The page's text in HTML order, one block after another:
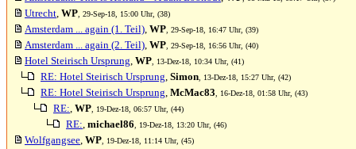
Utrecht, WP , 29-Sep-18, 15:00 Uhr, (38)
Amsterdam ... again (1. Teil), WP , 29-Sep-18, 16:47 Uhr, (39)
Amsterdam ... again (2. Teil), WP , 29-Sep-18, 16:56 Uhr, (40)
Hotel Steirisch Ursprung, WP , 13-Dez-18, 10:34 Uhr, (41)
RE: Hotel Steirisch Ursprung, Simon , 13-Dez-18, 15:27 Uhr, (42)
RE: Hotel Steirisch Ursprung, McMac83 , 16-Dez-18, 01:58 Uhr, (43)
RE:, WP , 19-Dez-18, 06:57 Uhr, (44)
RE:, michael86 , 19-Dez-18, 13:20 Uhr, (46)
Wolfgangsee, WP , 19-Dez-18, 11:14 Uhr, (45)